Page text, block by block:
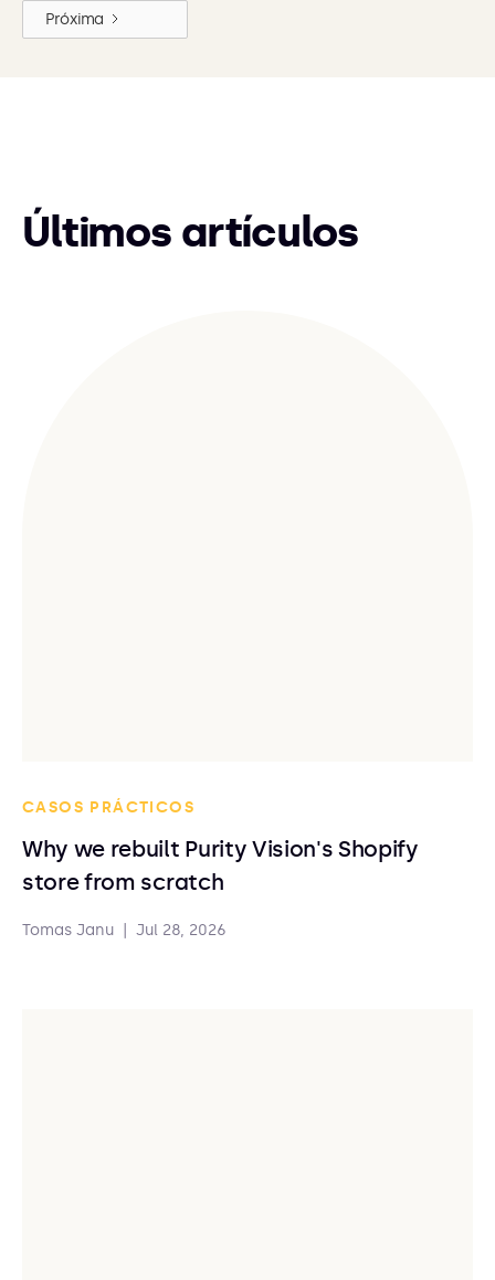
Próxima
Últimos artículos
CASOS PRÁCTICOS
Why we rebuilt Purity Vision's Shopify
store from scratch
Tomas Janu Jul 28, 2026